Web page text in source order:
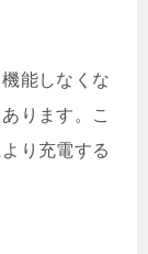
能しなくな
ります。こ
り充電する